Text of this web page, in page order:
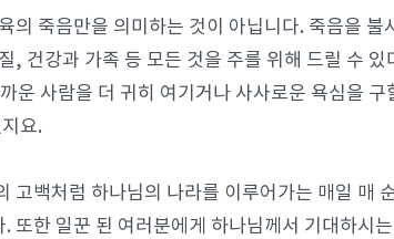
의 죽음만을 의미하는 것이 아닙니다. 죽음을
, 건강과 가족 등 모든 것을 주를 위해 드릴 수
운 사람을 더 귀히 여기거나 사사로운 욕심을
요.
고백처럼 하나님의 나라를 이루어가는 매일 매
또한 일꾼 된 여러분에게 하나님께서 기대하시